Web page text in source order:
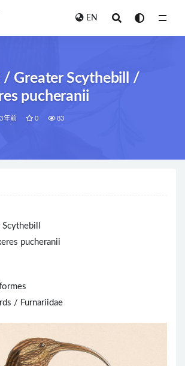
EN
/ Greater Scythebill /
pucheranii
3年前 0 83
pucheranii
/ Furnariidae